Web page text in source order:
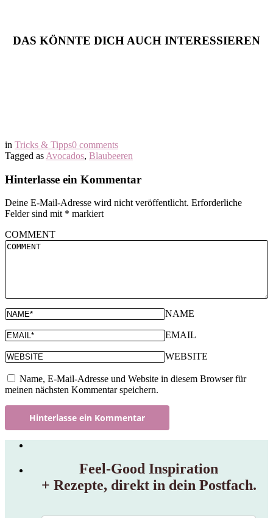
DAS KÖNNTE DICH AUCH INTERESSIEREN
in Tricks & Tipps0 comments
Tagged as Avocados, Blaubeeren
Hinterlasse ein Kommentar
Deine E-Mail-Adresse wird nicht veröffentlicht. Erforderliche
Felder sind mit * markiert
COMMENT
NAME
EMAIL
WEBSITE
Name, E-Mail-Adresse und Website in diesem Browser für
meinen nächsten Kommentar speichern.
Feel‑Good Inspiration
+ Rezepte, direkt in dein Postfach.